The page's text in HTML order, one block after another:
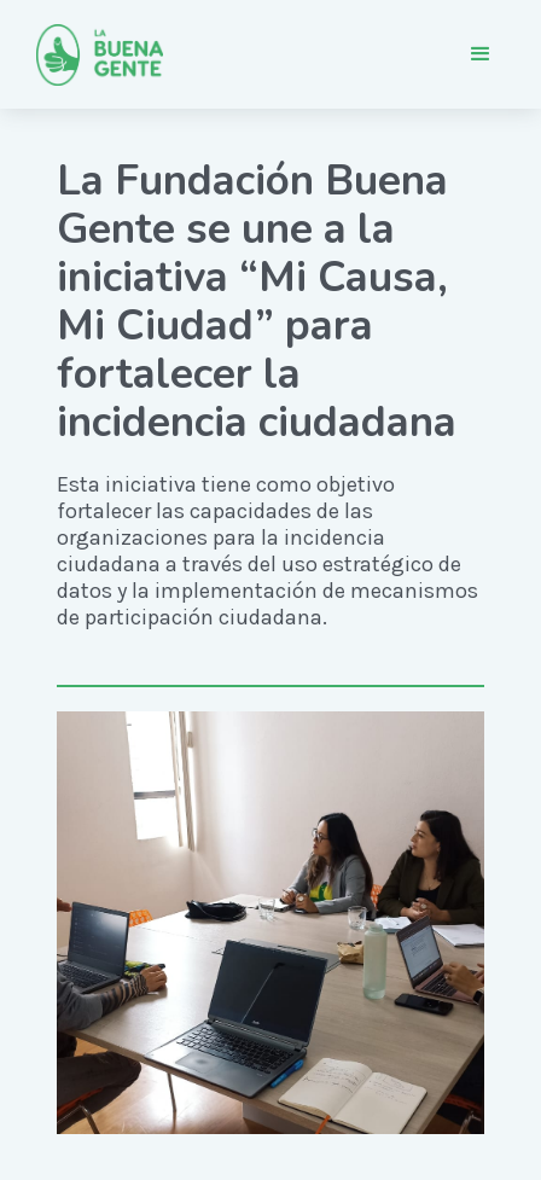
La Fundación Buena
Gente se une a la
iniciativa “Mi Causa,
Mi Ciudad” para
fortalecer la
incidencia ciudadana
Esta iniciativa tiene como objetivo
fortalecer las capacidades de las
organizaciones para la incidencia
ciudadana a través del uso estratégico de
datos y la implementación de mecanismos
de participación ciudadana.